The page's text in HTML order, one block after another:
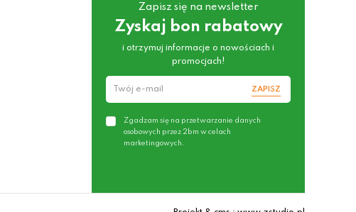
Zapisz się na newsletter
Zyskaj bon rabatowy
i otrzymuj informacje o nowościach i
promocjach!
ZAPISZ
Zgadzam się na przetwarzanie danych
osobowych przez 2bm w celach
marketingowych.